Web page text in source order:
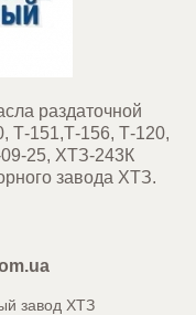
раздаточной
Т-151,Т-156, Т-120,
25, ХТЗ-243К
завода ХТЗ.
завод ХТЗ